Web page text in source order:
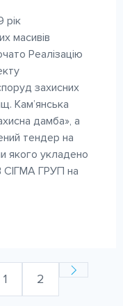
рік
масивів
Реалізацію
захисних
Кам’янська
дамба», а
тендер на
якого укладено
СІГМА ГРУП на
1 2